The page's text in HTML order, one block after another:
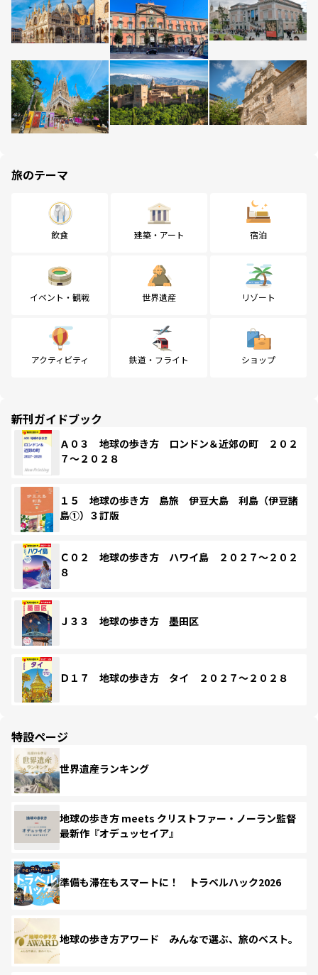
旅のテーマ
飲食 建築・アート 宿泊
イベント・観戦 世界遺産 リゾート
アクティビティ 鉄道・フライト ショップ
新刊ガイドブック
Ａ０３ 地球の歩き方 ロンドン＆近郊の町 ２０２
７～２０２８
１５ 地球の歩き方 島旅 伊豆大島 利島（伊豆諸
島①）３訂版
Ｃ０２ 地球の歩き方 ハワイ島 ２０２７～２０２
８
Ｊ３３ 地球の歩き方 墨田区
Ｄ１７ 地球の歩き方 タイ ２０２７～２０２８
特設ページ
世界遺産ランキング
地球の歩き方 meets クリストファー・ノーラン監督
最新作『オデュッセイア』
準備も滞在もスマートに！ トラベルハック2026
地球の歩き方アワード みんなで選ぶ、旅のベスト。